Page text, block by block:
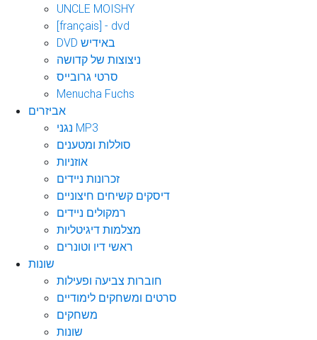
UNCLE MOISHY
[français] - dvd
DVD באידיש
ניצוצות של קדושה
סרטי גרובייס
Menucha Fuchs
אביזרים
נגני MP3
סוללות ומטענים
אוזניות
זכרונות ניידים
דיסקים קשיחים חיצוניים
רמקולים ניידים
מצלמות דיגיטליות
ראשי דיו וטונרים
שונות
חוברות צביעה ופעילות
סרטים ומשחקים לימודיים
משחקים
שונות